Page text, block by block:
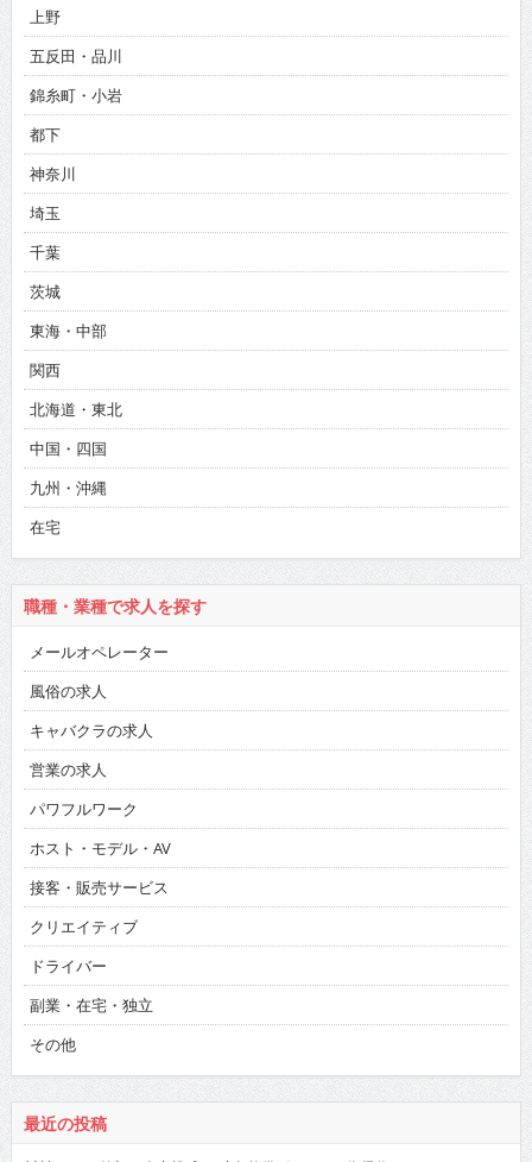
上野
五反田・品川
錦糸町・小岩
都下
神奈川
埼玉
千葉
茨城
東海・中部
関西
北海道・東北
中国・四国
九州・沖縄
在宅
職種・業種で求人を探す
メールオペレーター
風俗の求人
キャバクラの求人
営業の求人
パワフルワーク
ホスト・モデル・AV
接客・販売サービス
クリエイティブ
ドライバー
副業・在宅・独立
その他
最近の投稿